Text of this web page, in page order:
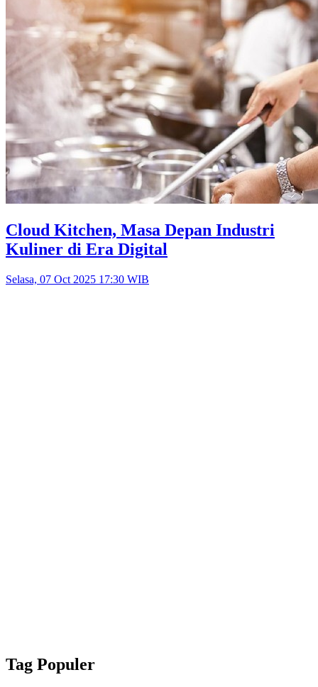
Cloud Kitchen, Masa Depan Industri
Kuliner di Era Digital
Selasa, 07 Oct 2025 17:30 WIB
Tag Populer